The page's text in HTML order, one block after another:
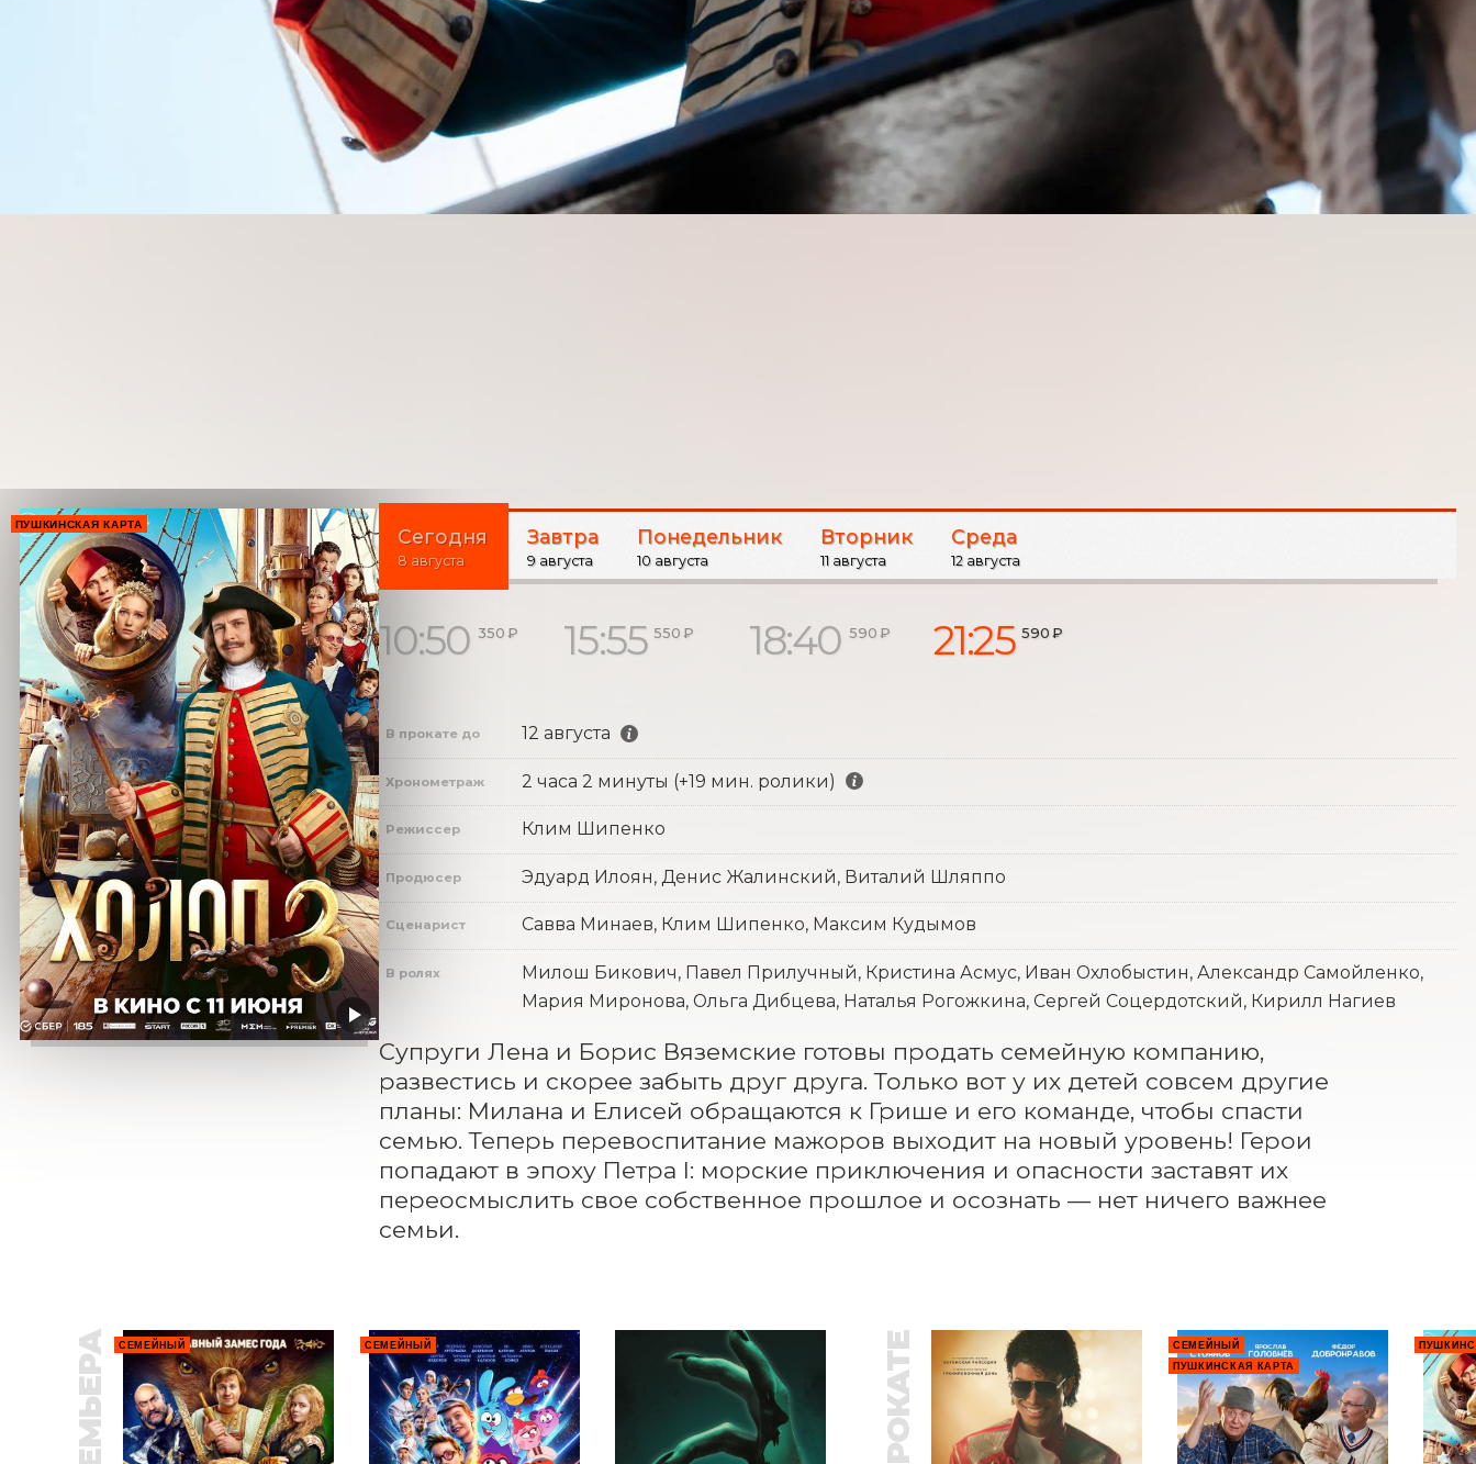
ПУШКИНСКАЯ КАРТА
Сегодня
8 августа
Завтра
9 августа
Понедельник
10 августа
Вторник
11 августа
Среда
12 августа
10:50 350 ₽ 15:55 550 ₽ 18:40 590 ₽ 21:25 590 ₽
В прокате до 12 августа
Хронометраж 2 часа 2 минуты (+19 мин. ролики)
Режиссер Клим Шипенко
Продюсер Эдуард Илоян, Денис Жалинский, Виталий Шляппо
Сценарист Савва Минаев, Клим Шипенко, Максим Кудымов
В ролях
Милош Бикович, Павел Прилучный, Кристина Асмус, Иван Охлобыстин, Александр Самойленко,
Мария Миронова, Ольга Дибцева, Наталья Рогожкина, Сергей Соцердотский, Кирилл Нагиев
Супруги Лена и Борис Вяземские готовы продать семейную компанию,
развестись и скорее забыть друг друга. Только вот у их детей совсем другие
планы: Милана и Елисей обращаются к Грише и его команде, чтобы спасти
семью. Теперь перевоспитание мажоров выходит на новый уровень! Герои
попадают в эпоху Петра I: морские приключения и опасности заставят их
переосмыслить свое собственное прошлое и осознать — нет ничего важнее
семьи.
ПРЕМЬЕРА СЕМЕЙНЫЙ СЕМЕЙНЫЙ В ПРОКАТЕ
СЕМЕЙНЫЙ
ПУШКИНСКАЯ КАРТА